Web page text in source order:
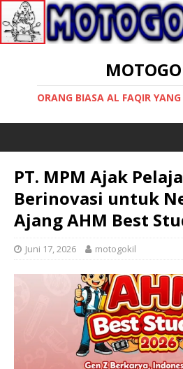
ORANG BIASA AL FAQIR
PT. MPM Ajak
Berinovasi untuk
Ajang AHM Best
Juni 17, 2026 motogokil